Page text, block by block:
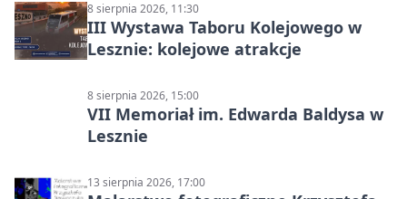
8 sierpnia 2026, 11:30
III Wystawa Taboru Kolejowego w
Lesznie: kolejowe atrakcje
8 sierpnia 2026, 15:00
VII Memoriał im. Edwarda Baldysa w
Lesznie
13 sierpnia 2026, 17:00